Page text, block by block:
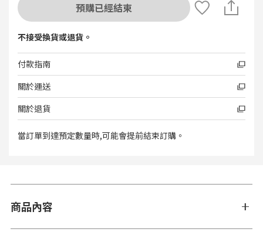
預購已經結束
不接受換貨或退貨。
付款指南
關於運送
關於退貨
當訂單到達預定數量時,可能會提前結束訂購。
商品內容